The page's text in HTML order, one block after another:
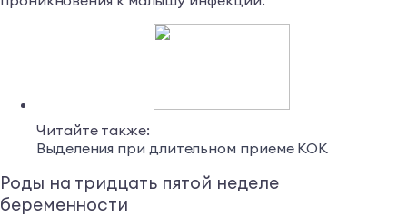
Читайте также:
Выделения при длительном приеме КОК
Роды на тридцать пятой неделе
беременности